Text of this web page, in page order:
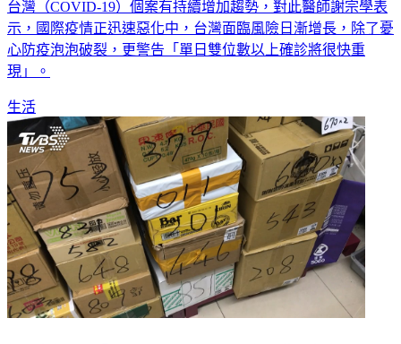
台灣（COVID-19）個案有持續增加趨勢，對此醫師謝宗學表
示，國際疫情正迅速惡化中，台灣面臨風險日漸增長，除了憂
心防疫泡泡破裂，更警告「單日雙位數以上確診將很快重
現」。
生活